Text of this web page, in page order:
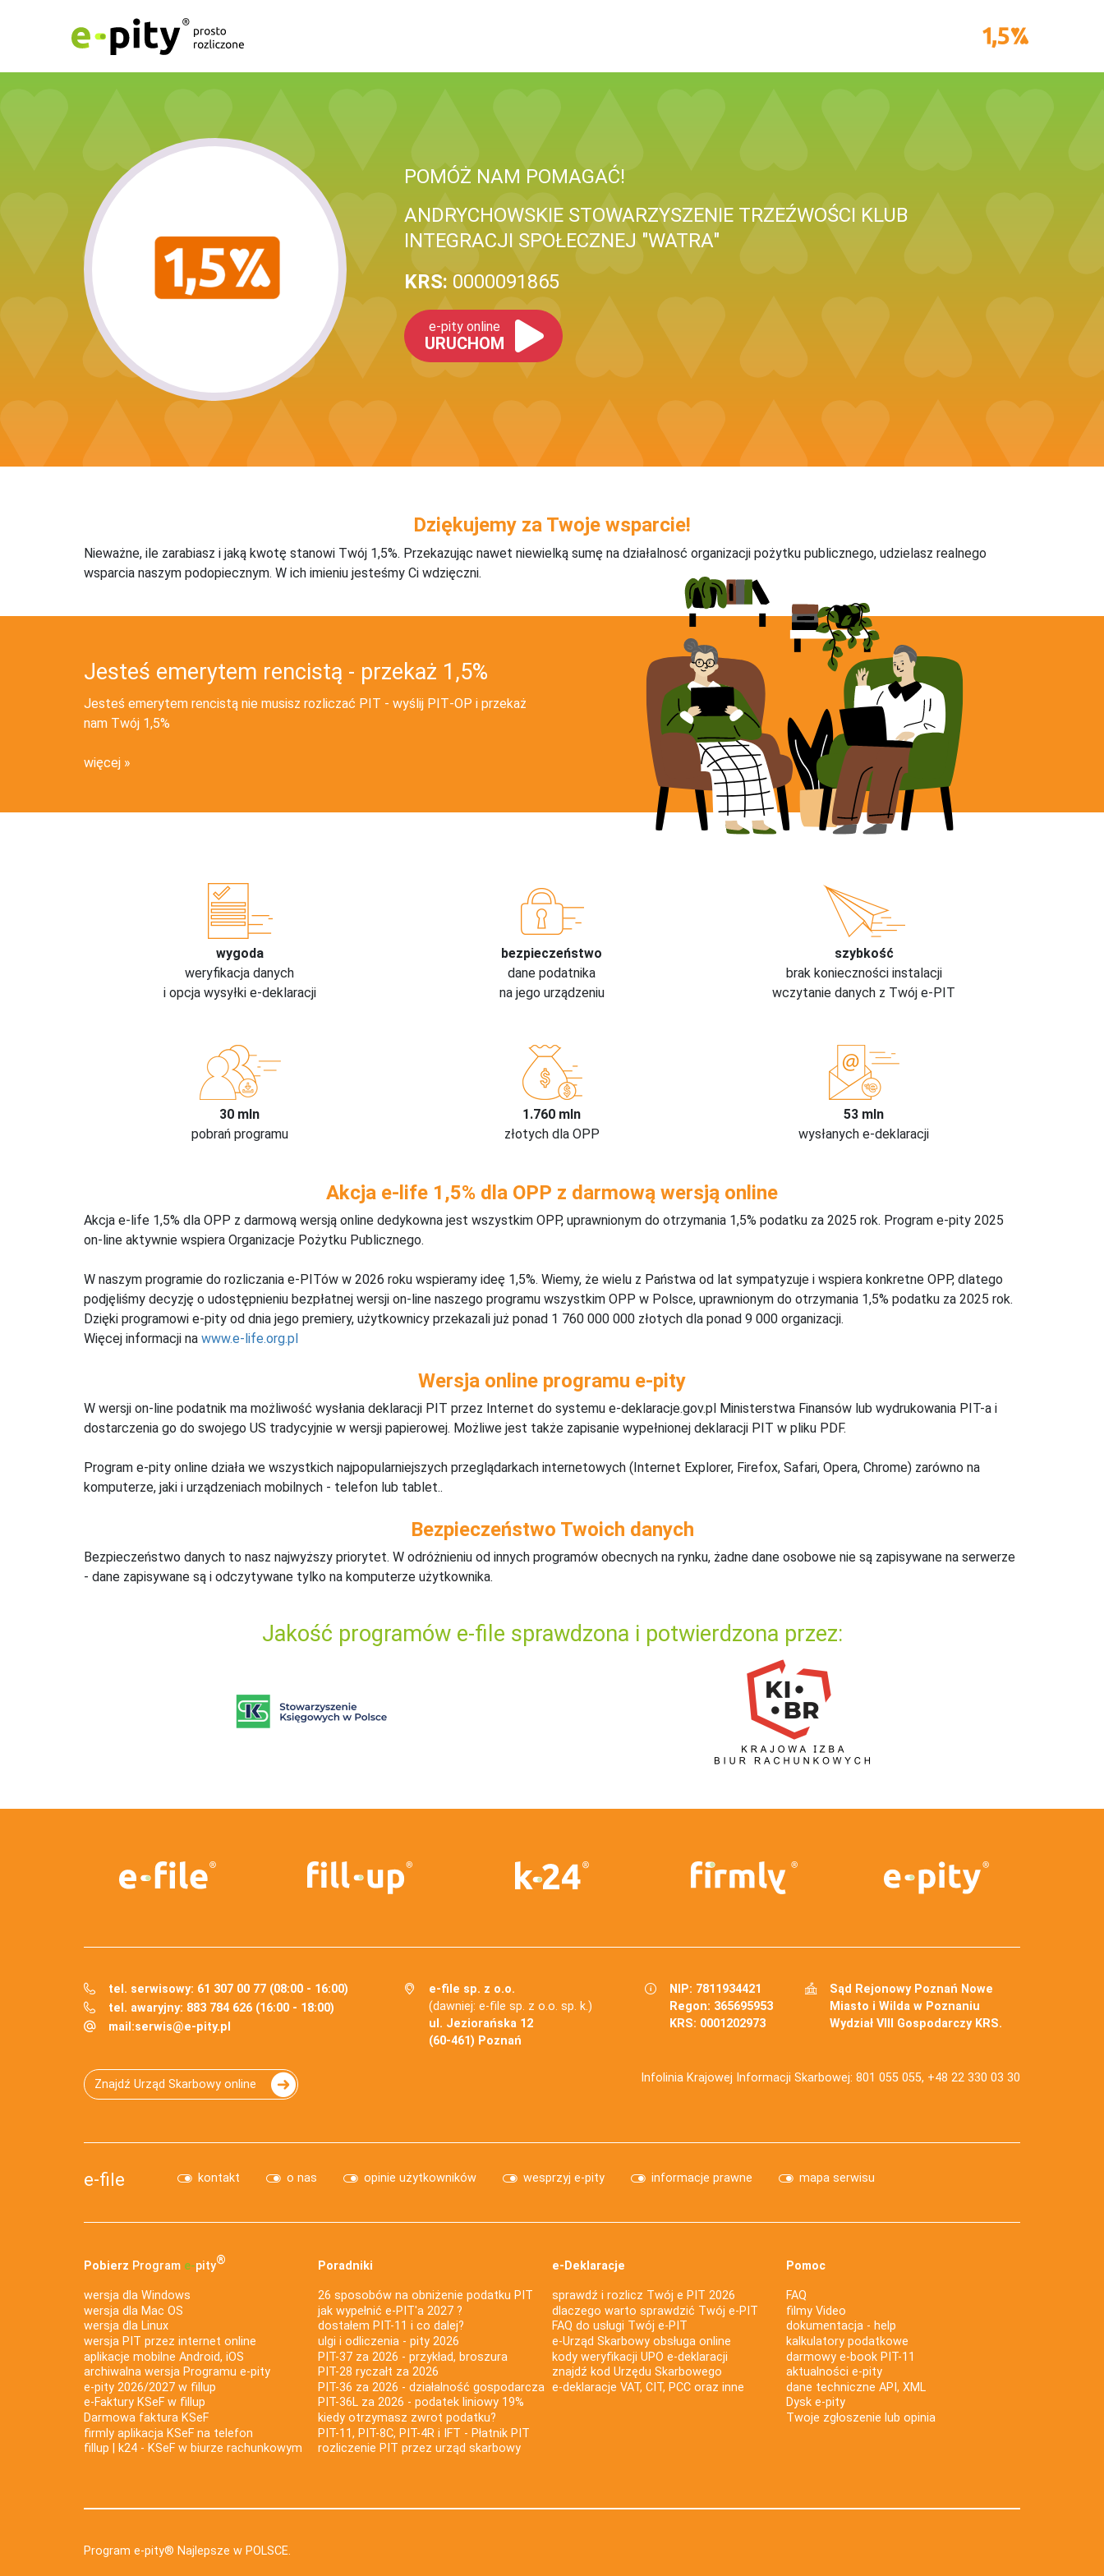
POMÓŻ NAM POMAGAĆ!
ANDRYCHOWSKIE STOWARZYSZENIE TRZEŹWOŚCI KLUB
INTEGRACJI SPOŁECZNEJ "WATRA"
KRS: 0000091865
e-pity online
URUCHOM
Dziękujemy za Twoje wsparcie!
Nieważne, ile zarabiasz i jaką kwotę stanowi Twój 1,5%. Przekazując nawet niewielką sumę na działalnosć organizacji pożytku publicznego, udzielasz realnego
wsparcia naszym podopiecznym. W ich imieniu jesteśmy Ci wdzięczni.
Jesteś emerytem rencistą - przekaż 1,5%
Jesteś emerytem rencistą nie musisz rozliczać PIT - wyślij PIT‑OP i przekaż
nam Twój 1,5%
więcej
wygoda
weryfikacja danych
i opcja wysyłki e-deklaracji
bezpieczeństwo
dane podatnika
na jego urządzeniu
szybkość
brak konieczności instalacji
wczytanie danych z Twój e-PIT
30 mln
pobrań programu
1.760 mln
złotych dla OPP
53 mln
wysłanych e-deklaracji
Akcja e-life 1,5% dla OPP z darmową wersją online
Akcja e-life 1,5% dla OPP z darmową wersją online dedykowna jest wszystkim OPP, uprawnionym do otrzymania 1,5% podatku za 2025 rok. Program e-pity 2025
on-line aktywnie wspiera Organizacje Pożytku Publicznego.
W naszym programie do rozliczania e-PITów w 2026 roku wspieramy ideę 1,5%. Wiemy, że wielu z Państwa od lat sympatyzuje i wspiera konkretne OPP, dlatego
podjęliśmy decyzję o udostępnieniu bezpłatnej wersji on-line naszego programu wszystkim OPP w Polsce, uprawnionym do otrzymania 1,5% podatku za 2025 rok.
Dzięki programowi e-pity od dnia jego premiery, użytkownicy przekazali już ponad 1 760 000 000 złotych dla ponad 9 000 organizacji.
Więcej informacji na www.e-life.org.pl
Wersja online programu e-pity
W wersji on-line podatnik ma możliwość wysłania deklaracji PIT przez Internet do systemu e-deklaracje.gov.pl Ministerstwa Finansów lub wydrukowania PIT-a i
dostarczenia go do swojego US tradycyjnie w wersji papierowej. Możliwe jest także zapisanie wypełnionej deklaracji PIT w pliku PDF.
Program e-pity online działa we wszystkich najpopularniejszych przeglądarkach internetowych (Internet Explorer, Firefox, Safari, Opera, Chrome) zarówno na
komputerze, jaki i urządzeniach mobilnych - telefon lub tablet..
Bezpieczeństwo Twoich danych
Bezpieczeństwo danych to nasz najwyższy priorytet. W odróżnieniu od innych programów obecnych na rynku, żadne dane osobowe nie są zapisywane na serwerze
- dane zapisywane są i odczytywane tylko na komputerze użytkownika.
Jakość programów e-file sprawdzona i potwierdzona przez:
tel. serwisowy: 61 307 00 77 (08:00 - 16:00)
tel. awaryjny: 883 784 626 (16:00 - 18:00)
mail:serwis@e-pity.pl
e-file sp. z o.o.
(dawniej: e-file sp. z o.o. sp. k.)
ul. Jeziorańska 12
(60-461) Poznań
NIP: 7811934421
Regon: 365695953
KRS: 0001202973
Sąd Rejonowy Poznań Nowe
Miasto i Wilda w Poznaniu
Wydział VIII Gospodarczy KRS.
Znajdź Urząd Skarbowy online Infolinia Krajowej Informacji Skarbowej: 801 055 055, +48 22 330 03 30
e-file kontakt o nas opinie użytkowników wesprzyj e-pity informacje prawne mapa serwisu
Pobierz Program e‑pity®
wersja dla Windows
wersja dla Mac OS
wersja dla Linux
wersja PIT przez internet online
aplikacje mobilne Android, iOS
archiwalna wersja Programu e-pity
e-pity 2026/2027 w fillup
e‑Faktury KSeF w fillup
Darmowa faktura KSeF
firmly aplikacja KSeF na telefon
fillup | k24 - KSeF w biurze rachunkowym
Poradniki
26 sposobów na obniżenie podatku PIT
jak wypełnić e-PIT'a 2027 ?
dostałem PIT-11 i co dalej?
ulgi i odliczenia - pity 2026
PIT-37 za 2026 - przykład, broszura
PIT-28 ryczałt za 2026
PIT-36 za 2026 - działalność gospodarcza
PIT-36L za 2026 - podatek liniowy 19%
kiedy otrzymasz zwrot podatku?
PIT-11, PIT-8C, PIT-4R i IFT - Płatnik PIT
rozliczenie PIT przez urząd skarbowy
e-Deklaracje
sprawdź i rozlicz Twój e PIT 2026
dlaczego warto sprawdzić Twój e-PIT
FAQ do usługi Twój e-PIT
e-Urząd Skarbowy obsługa online
kody weryfikacji UPO e-deklaracji
znajdź kod Urzędu Skarbowego
e-deklaracje VAT, CIT, PCC oraz inne
Pomoc
FAQ
filmy Video
dokumentacja - help
kalkulatory podatkowe
darmowy e-book PIT-11
aktualności e-pity
dane techniczne API, XML
Dysk e-pity
Twoje zgłoszenie lub opinia
Program e-pity® Najlepsze w POLSCE.